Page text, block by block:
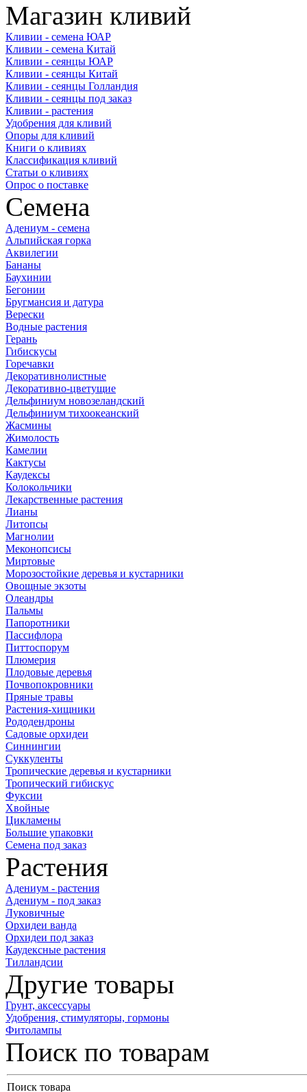
Магазин кливий
Кливии - семена ЮАР
Кливии - семена Китай
Кливии - сеянцы ЮАР
Кливии - сеянцы Китай
Кливии - сеянцы Голландия
Кливии - сеянцы под заказ
Кливии - растения
Удобрения для кливий
Опоры для кливий
Книги о кливиях
Классификация кливий
Статьи о кливиях
Опрос о поставке
Семена
Адениум - семена
Альпийская горка
Аквилегии
Бананы
Баухинии
Бегонии
Бругмансия и датура
Верески
Водные растения
Герань
Гибискусы
Горечавки
Декоративнолистные
Декоративно-цветущие
Дельфиниум новозеландский
Дельфиниум тихоокеанский
Жасмины
Жимолость
Камелии
Кактусы
Каудексы
Колокольчики
Лекарственные растения
Лианы
Литопсы
Магнолии
Меконопсисы
Миртовые
Морозостойкие деревья и кустарники
Овощные экзоты
Олеандры
Пальмы
Папоротники
Пассифлора
Питтоспорум
Плюмерия
Плодовые деревья
Почвопокровники
Пряные травы
Растения-хищники
Рододендроны
Садовые орхидеи
Синнингии
Суккуленты
Тропические деревья и кустарники
Тропический гибискус
Фуксии
Хвойные
Цикламены
Большие упаковки
Семена под заказ
Растения
Адениум - растения
Адениум - под заказ
Луковичные
Орхидеи ванда
Орхидеи под заказ
Каудексные растения
Тилландсии
Другие товары
Грунт, аксессуары
Удобрения, стимуляторы, гормоны
Фитолампы
Поиск по товарам
Поиск товара